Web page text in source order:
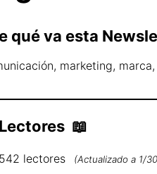
qué va esta
marketing,
Lectores 📖
542 lectores (Actualizado a 1/